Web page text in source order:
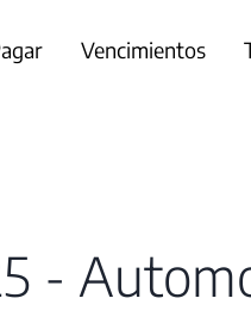
Vencimientos
-